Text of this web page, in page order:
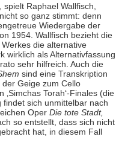
Raphael Wallfisch,
so ganz stimmt: denn
Wiedergabe der
1954. Wallfisch bezieht die
die alternative
wirklich als Alternativfassung
sehr hilfreich. Auch die
sind eine Transkription
Geige zum Cello
Torah‘-Finales (die
sich unmittelbar nach
Oper Die tote Stadt,
so entstellt, dass sich nicht
hat, in diesem Fall